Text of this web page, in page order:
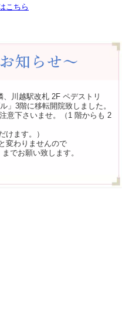
こちら
川越駅改札 2F ペデストリ
」3階に移転開院致しました。
意下さいませ。（1 階からも 2
けます。）
変わりませんので
までお願い致します。